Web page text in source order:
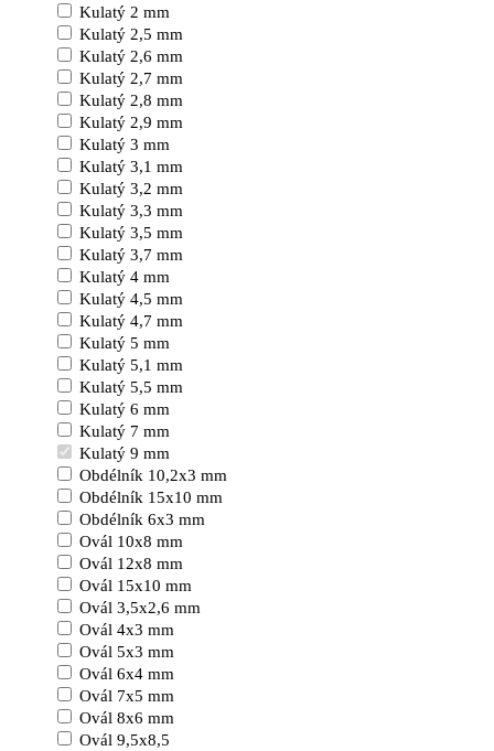
Kulatý 2 mm
Kulatý 2,5 mm
Kulatý 2,6 mm
Kulatý 2,7 mm
Kulatý 2,8 mm
Kulatý 2,9 mm
Kulatý 3 mm
Kulatý 3,1 mm
Kulatý 3,2 mm
Kulatý 3,3 mm
Kulatý 3,5 mm
Kulatý 3,7 mm
Kulatý 4 mm
Kulatý 4,5 mm
Kulatý 4,7 mm
Kulatý 5 mm
Kulatý 5,1 mm
Kulatý 5,5 mm
Kulatý 6 mm
Kulatý 7 mm
Kulatý 9 mm
Obdélník 10,2x3 mm
Obdélník 15x10 mm
Obdélník 6x3 mm
Ovál 10x8 mm
Ovál 12x8 mm
Ovál 15x10 mm
Ovál 3,5x2,6 mm
Ovál 4x3 mm
Ovál 5x3 mm
Ovál 6x4 mm
Ovál 7x5 mm
Ovál 8x6 mm
Ovál 9,5x8,5